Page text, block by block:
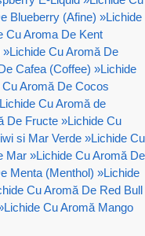
Blueberry (Afine) »Lichide
Cu Aroma De Kent
»Lichide Cu Aromă De
Cafea (Coffee) »Lichide
Cu Aromă De Cocos
Lichide Cu Aromă de
De Fructe »Lichide Cu
si Mar Verde »Lichide Cu
Mar »Lichide Cu Aromă De
Menta (Menthol) »Lichide
Cu Aromă De Red Bull
Lichide Cu Aromă Mango